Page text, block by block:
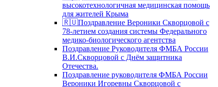
высокотехнологичная медицинская помощь
для жителей Крыма
🇷🇺Поздравление Вероники Скворцовой с
78-летием создания системы Федерального
медико-биологического агентства
Поздравление Руководителя ФМБА России
В.И.Скворцовой с Днём защитника
Отечества.
Поздравление руководителя ФМБА России
Вероники Игоревны Скворцовой с